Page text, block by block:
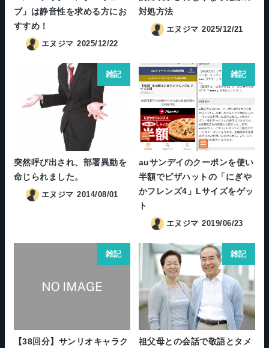
ブ」は静音性を求める方にお
すすめ！
エヌジマ 2025/12/22
対処方法
エヌジマ 2025/12/21
雑記
突然呼び出され、部署異動を
命じられました。
エヌジマ 2014/08/01
雑記
auサンデイのクーポンを使い
半額でピザハットの「にぎや
かフレンズ4」Lサイズをゲッ
ト
エヌジマ 2019/06/23
雑記
【38回分】サンリオキャラク
雑記
祖父母との会話で敬語とタメ